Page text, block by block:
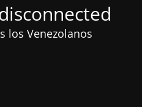
los Venezolanos